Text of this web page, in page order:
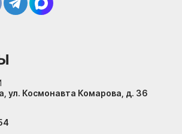
ул. Космонавта Комарова, д. 36